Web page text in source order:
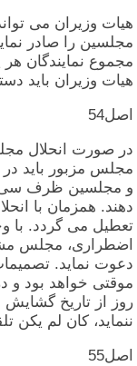
هیات‏ وزیران‏ می‏
مجلسین‏ را صادر
مجموع‏ نمایندگان‏ هر
هیات‏ وزیران‏ باید
اصل‏54
در صورت‏ انحلال‏
مجلس‏ مزبور باید
و مجلسین‏ ظرف‏ سی‏
دهند. همزمان‏ با
تعطیل‏ می‏ گردد. با
اضطراری‏، مجلس‏
دعوت‏ نماید.
موقتی‏ خواهد بود
روز از تاریخ‏
ننماید، کان‏ لم‏ یکن‏
اصل‏55